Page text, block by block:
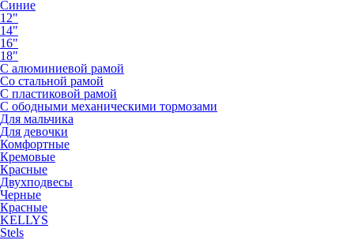
Синие
12"
14"
16"
18"
С алюминиевой рамой
Со стальной рамой
С пластиковой рамой
С ободными механическими тормозами
Для мальчика
Для девочки
Комфортные
Кремовые
Красные
Двухподвесы
Черные
Красные
KELLYS
Stels